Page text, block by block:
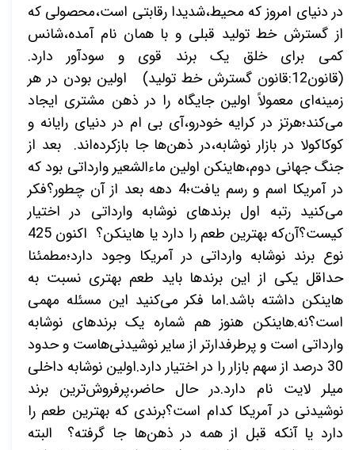
در دنیای امروز که محیط،شدیدا رقابتی است،محصولی که
از گسترش خط تولید قبلی و با همان نام آمده،شانس
کمی برای خلق یک برند قوی و سودآور دارد.
(قانون12:قانون گسترش خط تولید) اولین بودن در هر
زمینه‌ای معمولاً اولین جایگاه را در ذهن مشتری ایجاد
می‌کند؛هرتز در کرایه خودرو،آی بی ام در دنیای رایانه و
کوکاکولا در بازار نوشابه،در ذهن‌ها جا بازکرده‌اند. بعد از
جنگ جهانی دوم،هاینکن اولین ماءالشعیر وارداتی بود که
در آمریکا اسم و رسم یافت؛4 دهه بعد از آن چطور؟فکر
می‌کنید رتبه اول برندهای نوشابه وارداتی در اختیار
کیست؟آن‌که بهترین طعم را دارد یا هاینکن؟ اکنون 425
نوع برند نوشابه وارداتی در آمریکا وجود دارد؛مطمئنا
حداقل یکی از این برندها باید طعم بهتری نسبت به
هاینکن داشته باشد.اما فکر می‌کنید این مسئله مهمی
است؟نه.هاینکن هنوز هم شماره یک برندهای نوشابه
وارداتی است و پرطرفدارتر از سایر نوشیدنی‌هاست و حدود
30 درصد از سهم بازار را در اختیار دارد.اولین نوشابه داخلی
میلر لایت نام دارد.در حال حاضر،پرفروش‌ترین برند
نوشیدنی در آمریکا کدام است؟برندی که بهترین طعم را
دارد یا آنکه قبل از همه در ذهن‌ها جا گرفته؟ البته